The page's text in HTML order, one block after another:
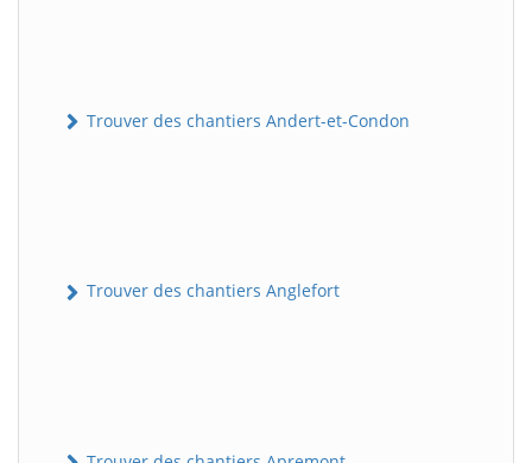
Trouver des chantiers Andert-et-Condon
Trouver des chantiers Anglefort